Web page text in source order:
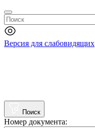
Версия для слабовидящих
Поиск
Номер документа: